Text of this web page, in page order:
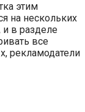
этим
на нескольких
и в разделе
все
рекламодатели